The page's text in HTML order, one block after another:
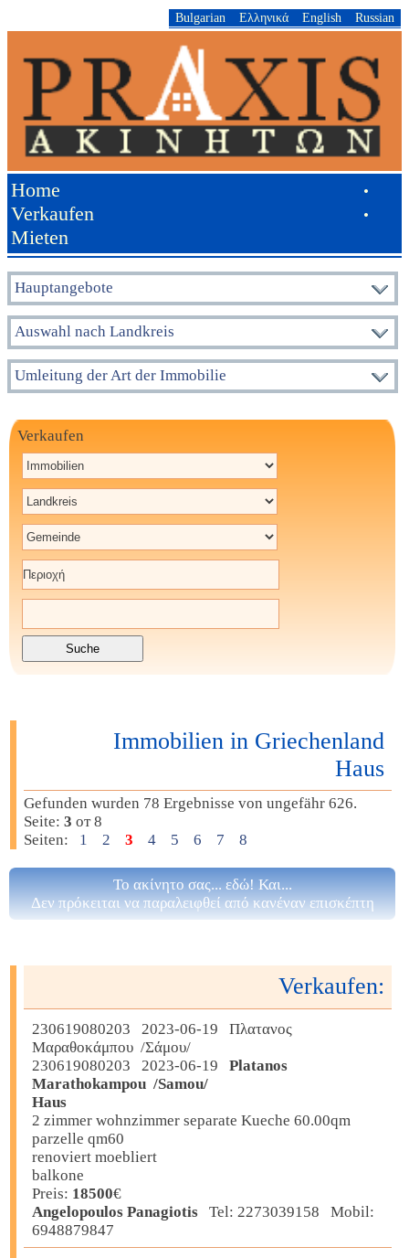
Bulgarian Ελληνικά English Russian
Home •
Verkaufen •
Mieten
Hauptangebote
Auswahl nach Landkreis
Umleitung der Art der Immobilie
Verkaufen
Immobilien in Griechenland
Haus
Gefunden wurden 78 Ergebnisse von ungefähr 626.
Seite:3 от 8
Seiten:
1 2 3 4 5 6 7 8
Το ακίνητο σας... εδώ! Και...
Δεν πρόκειται να παραλειφθεί από κανέναν επισκέπτη
Verkaufen:
230619080203 2023-06-19 Πλατανος
Μαραθοκάμπου /Σάμου/
230619080203 2023-06-19
Platanos
Marathokampou /Samou/
Haus
2 zimmer wohnzimmer separate Kueche 60.00qm
parzelle qm60
renoviert moebliert
balkone
Preis: 18500€
Angelopoulos PanagiotisTel: 2273039158 Mobil:
6948879847